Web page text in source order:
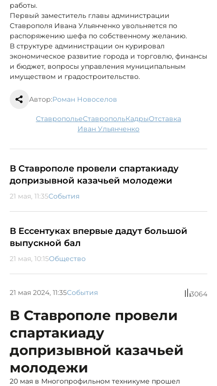
работы.
Первый заместитель главы администрации
Ставрополя Ивана Ульянченко увольняется по
распоряжению шефа по собственному желанию.
В структуре администрации он курировал
экономическое развитие города и торговлю, финансы
и бюджет, вопросы управления муниципальным
имуществом и градостроительство.
Автор:Роман Новоселов
Ставрополье Ставрополь кадры
отставка
Иван Ульянченко
В Ставрополе провели спартакиаду
допризывной казачьей молодежи
21 мая, 11:35События
В Ессентуках впервые дадут большой
выпускной бал
21 мая, 10:15Общество
21 мая 2024, 11:35События 3064
В Ставрополе провели
спартакиаду
допризывной казачьей
молодежи
20 мая в Многопрофильном техникуме прошел